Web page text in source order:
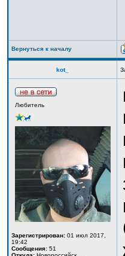
Вернуться к началу
kot_
Любитель
Зарегистрирован: 01 июл 2017,
19:42
Сообщения: 51